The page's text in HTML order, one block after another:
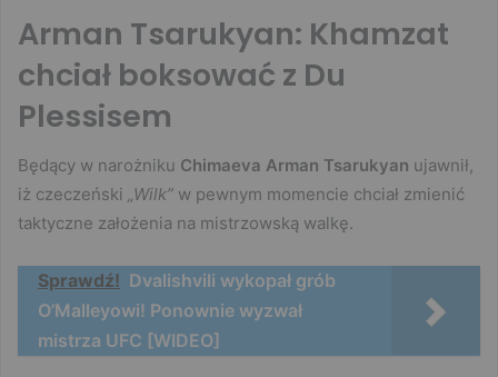
Arman Tsarukyan: Khamzat
chciał boksować z Du
Plessisem
Będący w narożniku Chimaeva Arman Tsarukyan ujawnił,
iż czeczeński „Wilk” w pewnym momencie chciał zmienić
taktyczne założenia na mistrzowską walkę.
Sprawdź! Dvalishvili wykopał grób
O’Malleyowi! Ponownie wyzwał
mistrza UFC [WIDEO]